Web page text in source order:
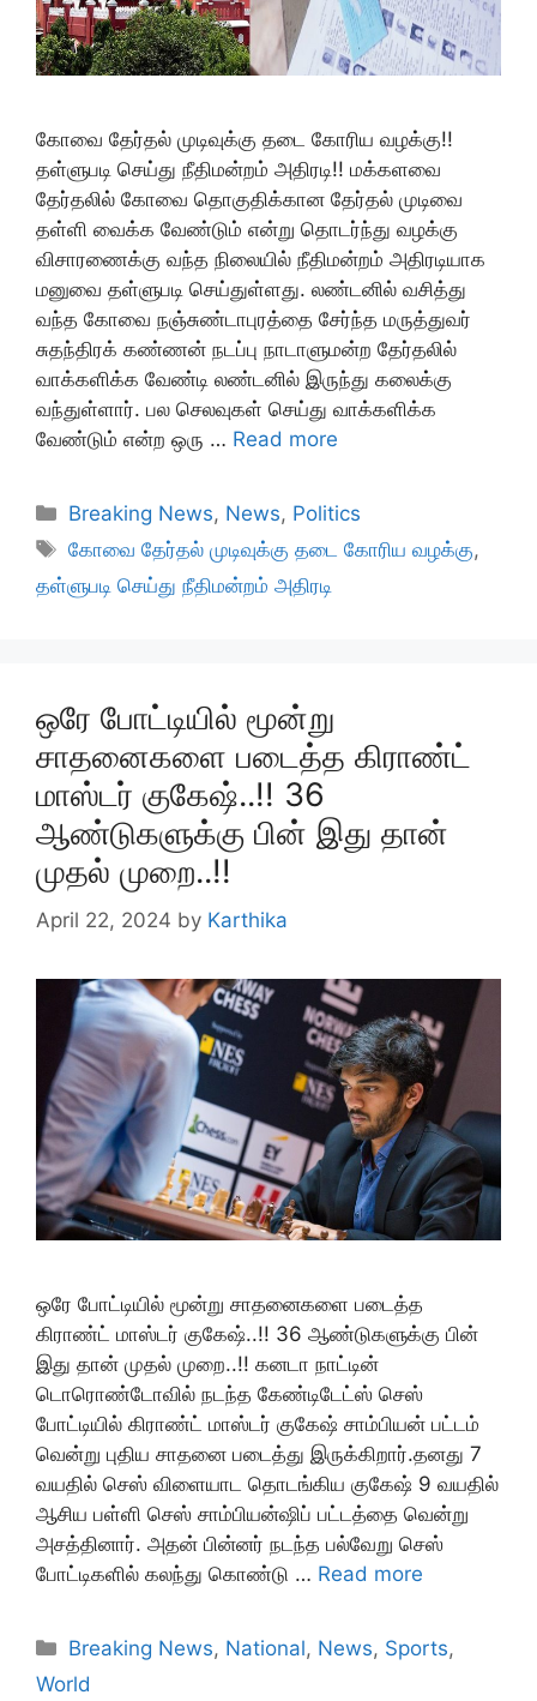
கோவை தேர்தல் முடிவுக்கு தடை கோரிய வழக்கு!!
தள்ளுபடி செய்து நீதிமன்றம் அதிரடி!! மக்களவை
தேர்தலில் கோவை தொகுதிக்கான தேர்தல் முடிவை
தள்ளி வைக்க வேண்டும் என்று தொடர்ந்து வழக்கு
விசாரணைக்கு வந்த நிலையில் நீதிமன்றம் அதிரடியாக
மனுவை தள்ளுபடி செய்துள்ளது. லண்டனில் வசித்து
வந்த கோவை நஞ்சுண்டாபுரத்தை சேர்ந்த மருத்துவர்
சுதந்திரக் கண்ணன் நடப்பு நாடாளுமன்ற தேர்தலில்
வாக்களிக்க வேண்டி லண்டனில் இருந்து கலைக்கு
வந்துள்ளார். பல செலவுகள் செய்து வாக்களிக்க
வேண்டும் என்ற ஒரு … Read more
Categories
Breaking News, News, Politics
Tags
கோவை தேர்தல் முடிவுக்கு தடை கோரிய வழக்கு,
தள்ளுபடி செய்து நீதிமன்றம் அதிரடி
ஒரே போட்டியில் மூன்று
சாதனைகளை படைத்த கிராண்ட்
மாஸ்டர் குகேஷ்..!! 36
ஆண்டுகளுக்கு பின் இது தான்
முதல் முறை..!!
April 22, 2024 by Karthika
ஒரே போட்டியில் மூன்று சாதனைகளை படைத்த
கிராண்ட் மாஸ்டர் குகேஷ்..!! 36 ஆண்டுகளுக்கு பின்
இது தான் முதல் முறை..!! கனடா நாட்டின்
டொரொண்டோவில் நடந்த கேண்டிடேட்ஸ் செஸ்
போட்டியில் கிராண்ட் மாஸ்டர் குகேஷ் சாம்பியன் பட்டம்
வென்று புதிய சாதனை படைத்து இருக்கிறார்.தனது 7
வயதில் செஸ் விளையாட தொடங்கிய குகேஷ் 9 வயதில்
ஆசிய பள்ளி செஸ் சாம்பியன்ஷிப் பட்டத்தை வென்று
அசத்தினார். அதன் பின்னர் நடந்த பல்வேறு செஸ்
போட்டிகளில் கலந்து கொண்டு … Read more
Categories
Breaking News, National, News, Sports,
World